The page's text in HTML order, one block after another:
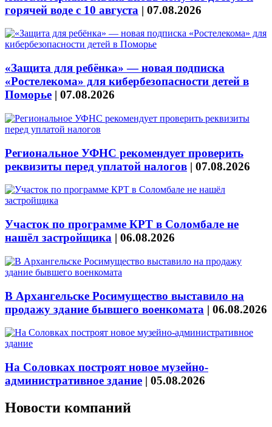
горячей воде с 10 августа | 07.08.2026
«Защита для ребёнка» — новая подписка
«Ростелекома» для кибербезопасности детей в
Поморье | 07.08.2026
Региональное УФНС рекомендует проверить
реквизиты перед уплатой налогов | 07.08.2026
Участок по программе КРТ в Соломбале не
нашёл застройщика | 06.08.2026
В Архангельске Росимущество выставило на
продажу здание бывшего военкомата | 06.08.2026
На Соловках построят новое музейно-
административное здание | 05.08.2026
Новости компаний